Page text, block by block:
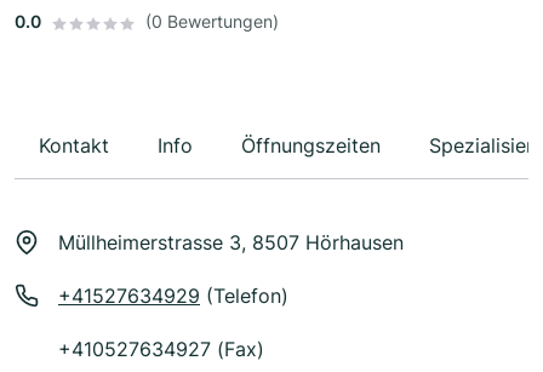
0.0
(0 Bewertungen)
Kontakt Info Öffnungszeiten
Müllheimerstrasse 3, 8507 Hörhausen
+41527634929 (Telefon)
+410527634927 (Fax)